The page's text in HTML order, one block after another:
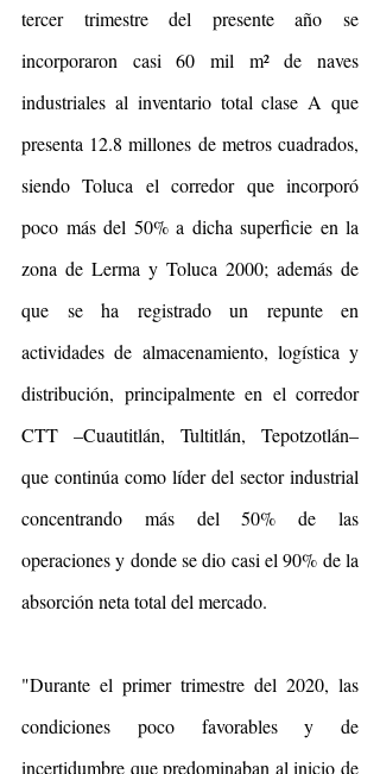
tercer trimestre del presente año se
incorporaron casi 60 mil m² de naves
industriales al inventario total clase A que
presenta 12.8 millones de metros cuadrados,
siendo Toluca el corredor que incorporó
poco más del 50% a dicha superficie en la
zona de Lerma y Toluca 2000; además de
que se ha registrado un repunte en
actividades de almacenamiento, logística y
distribución, principalmente en el corredor
CTT –Cuautitlán, Tultitlán, Tepotzotlán–
que continúa como líder del sector industrial
concentrando más del 50% de las
operaciones y donde se dio casi el 90% de la
absorción neta total del mercado.
"Durante el primer trimestre del 2020, las
condiciones poco favorables y de
incertidumbre que predominaban al inicio de